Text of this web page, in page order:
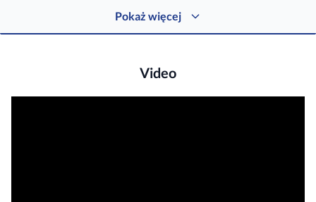
Protokół reklamacyjnyPokaż więcej
Video